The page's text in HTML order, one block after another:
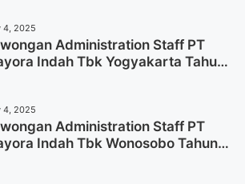
4, 2025
Administration Staff PT
Indah Tbk Yogyakarta Tahun
4, 2025
Administration Staff PT
Indah Tbk Wonosobo Tahun